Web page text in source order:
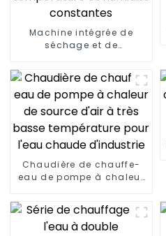
Machine intégrée de
séchage et de
température et humidité
constantes
Chaudière de chauffe-
eau de pompe à chaleur
basse température pour
l'eau chaude d'industrie